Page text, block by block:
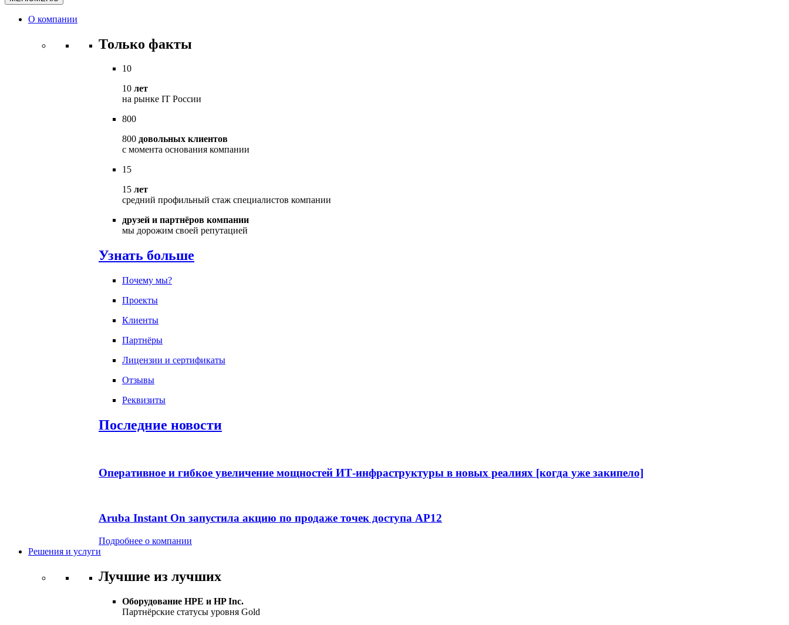
О компании
Только факты
10
10 лет
на рынке IT России
800
800 довольных клиентов
с момента основания компании
15
15 лет
средний профильный стаж специалистов компании
друзей и партнёров компании
мы дорожим своей репутацией
Узнать больше
Почему мы?
Проекты
Клиенты
Партнёры
Лицензии и сертификаты
Отзывы
Реквизиты
Последние новости
Оперативное и гибкое увеличение мощностей ИТ-инфраструктуры в новых реалиях [когда уже закипело]
Aruba Instant On запустила акцию по продаже точек доступа AP12
Подробнее о компании
Решения и услуги
Лучшие из лучших
Оборудование HPE и HP Inc.
Партнёрские статусы уровня Gold